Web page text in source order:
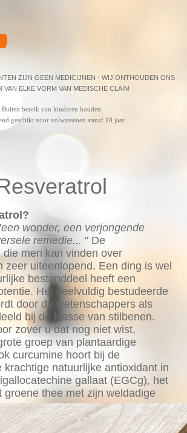
ZIJN GEEN MEDICIJNEN - WIJ ONTHOUDEN ONS
VAN ELKE VORM VAN MEDISCHE CLAIM
Buiten bereik van kinderen houden
geschikt voor volwassenen vanaf 18 jaar
een wonder, een verjongende
remedie... " De
men kan vinden over
zeer uiteenlopend. Een ding is wel
bestanddeel heeft een
Het veelvuldig bestudeerde
door de wetenschappers als
bij de klasse van stilbenen.
zover u dat nog niet wist,
groep van plantaardige
curcumine hoort bij de
krachtige natuurlijke antioxidant in
gallaat (EGCg), het
groene thee met zijn weldadige